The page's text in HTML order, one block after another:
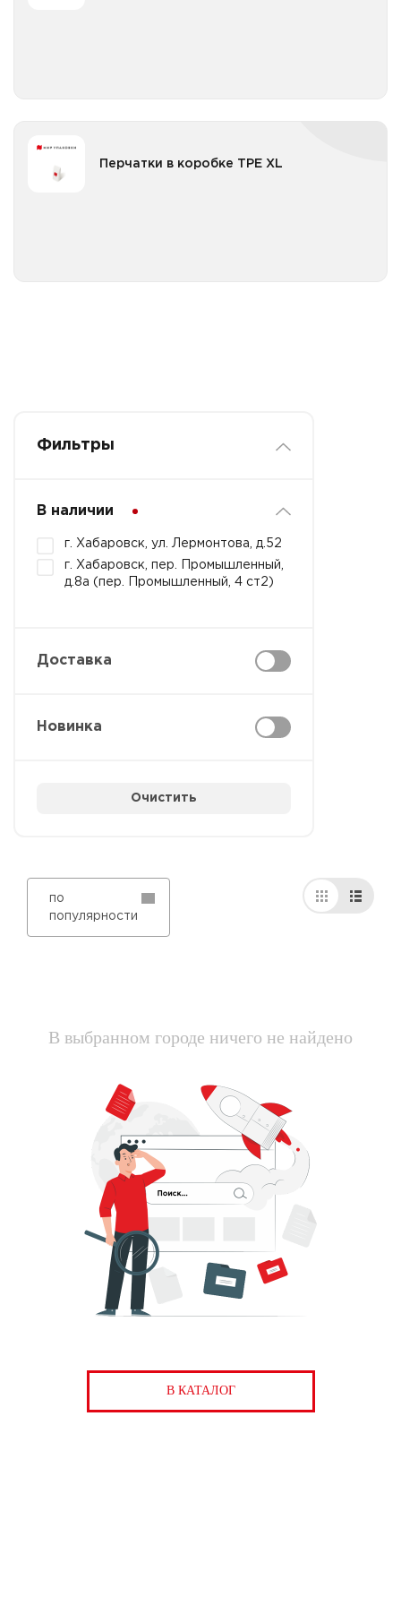
Перчатки в коробке TPE XL
Фильтры
В наличии
г. Хабаровск, ул. Лермонтова, д.52
г. Хабаровск, пер. Промышленный,
д.8а (пер. Промышленный, 4 ст2)
Доставка
Новинка
Очистить
по
популярности
В выбранном городе ничего не найдено
В КАТАЛОГ